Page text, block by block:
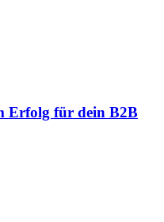
Erfolg für dein B2B